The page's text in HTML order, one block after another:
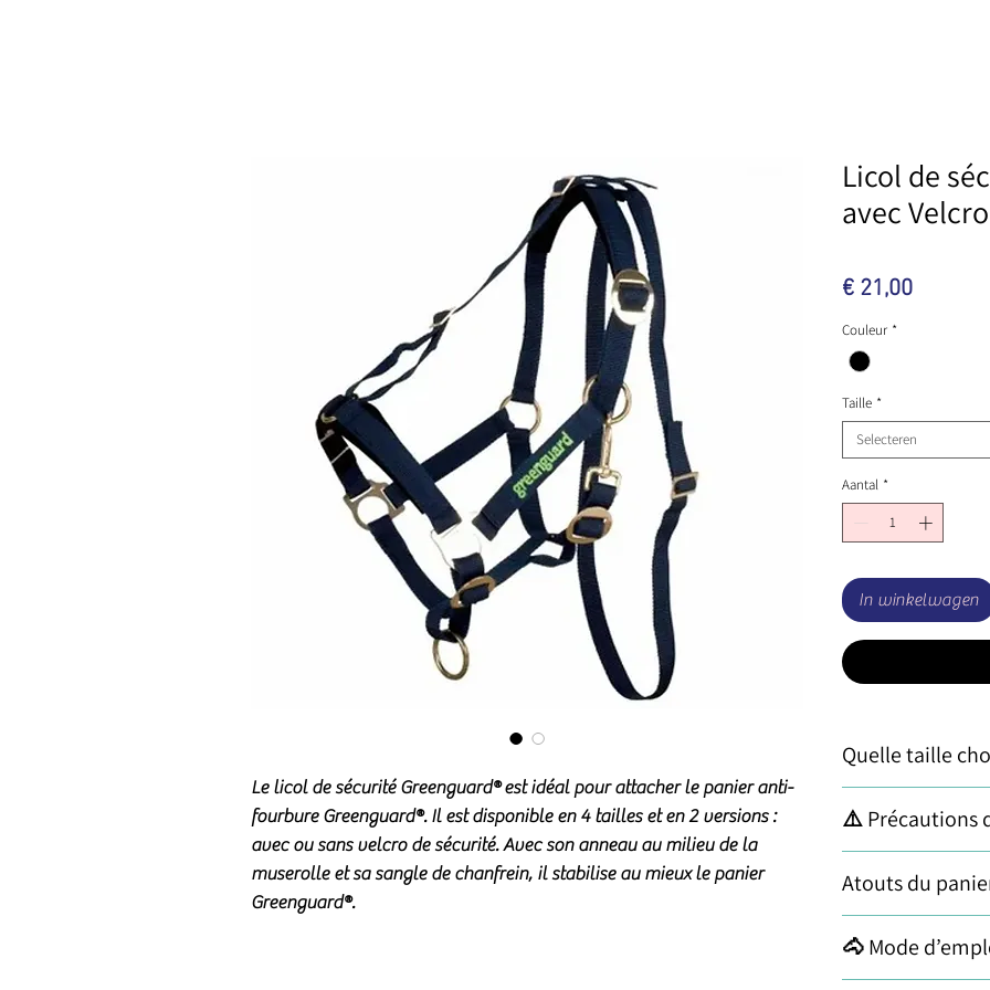
Le licol de sécurité Greenguard®est idéal pour attacher le panier anti-
fourbure Greenguard®. Il est disponible en 4 tailleset en2 versions:
avec ou sans velcro de sécurité. Avec son anneau au milieu de la
muserolle et sa sangle de chanfrein, ilstabiliseau mieux le panier
Greenguard®.
Licol de
avec Velcro
€ 21,00Prijs
Couleur *
Taille *
Selecteren
Aantal *
In winkelwagen
Quelle taille
Poney (55) pour les
COB (60) pour
Cheval (66) pour
⚠️ Précautions
pâturage
L’utilisation d’un
quelques règles de
Atouts du
Structure aérée:
ventilation,
🐴 Mode